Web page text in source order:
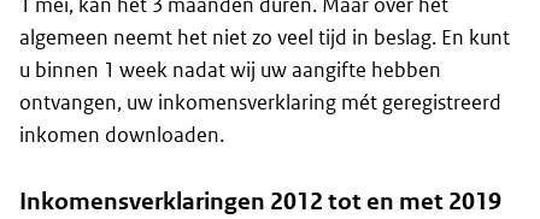
algemeen neemt het niet zo veel tijd in beslag. En kunt
u binnen 1 week nadat wij uw aangifte hebben
ontvangen, uw inkomensverklaring mét geregistreerd
inkomen downloaden.
Inkomensverklaringen 2012 tot en met 2019